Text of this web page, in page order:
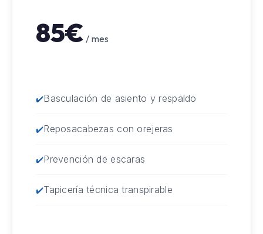
85€ / mes
Basculación de asiento y respaldo
Reposacabezas con orejeras
Prevención de escaras
Tapicería técnica transpirable